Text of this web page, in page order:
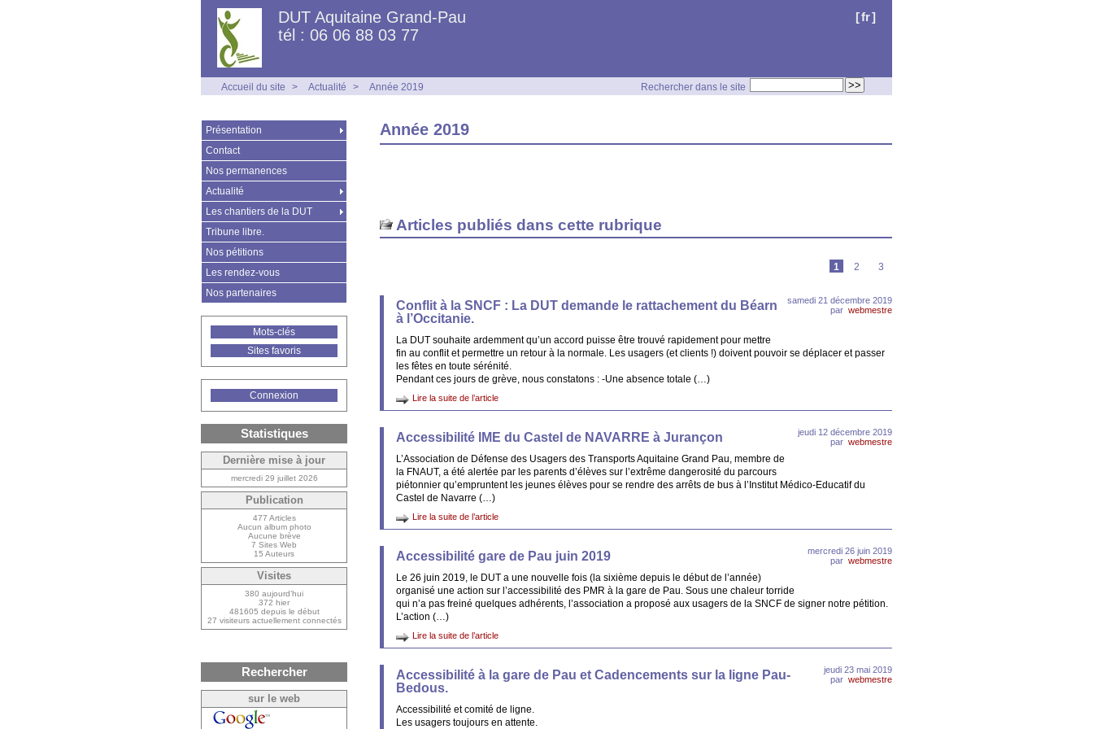
[fr]
DUT Aquitaine Grand-Pau
tél : 06 06 88 03 77
Rechercher dans le site
Accueil du site > Actualité > Année 2019
Année 2019
Articles publiés dans cette rubrique
1 2 3
samedi 21 décembre 2019
par webmestre
Conflit à la SNCF : La DUT demande le rattachement du Béarn
à l’Occitanie.
La DUT souhaite ardemment qu’un accord puisse être trouvé rapidement pour mettre
fin au conflit et permettre un retour à la normale. Les usagers (et clients !) doivent pouvoir se déplacer et passer
les fêtes en toute sérénité.
Pendant ces jours de grève, nous constatons : -Une absence totale (…)
Lire la suite de l’article
jeudi 12 décembre 2019
par webmestre
Accessibilité IME du Castel de NAVARRE à Jurançon
L’Association de Défense des Usagers des Transports Aquitaine Grand Pau, membre de
la FNAUT, a été alertée par les parents d’élèves sur l’extrême dangerosité du parcours
piétonnier qu’empruntent les jeunes élèves pour se rendre des arrêts de bus à l’Institut Médico-Educatif du
Castel de Navarre (…)
Lire la suite de l’article
mercredi 26 juin 2019
par webmestre
Accessibilité gare de Pau juin 2019
Le 26 juin 2019, le DUT a une nouvelle fois (la sixième depuis le début de l’année)
organisé une action sur l’accessibilité des PMR à la gare de Pau. Sous une chaleur torride
qui n’a pas freiné quelques adhérents, l’association a proposé aux usagers de la SNCF de signer notre pétition.
L’action (…)
Lire la suite de l’article
jeudi 23 mai 2019
par webmestre
Accessibilité à la gare de Pau et Cadencements sur la ligne Pau-
Bedous.
Accessibilité et comité de ligne.
Les usagers toujours en attente.
Présentation
Contact
Nos permanences
Actualité
Les chantiers de la DUT
Tribune libre.
Nos pétitions
Les rendez-vous
Nos partenaires
Mots-clés
Sites favoris
Connexion
Statistiques
Dernière mise à jour
mercredi 29 juillet 2026
Publication
477 Articles
Aucun album photo
Aucune brève
7 Sites Web
15 Auteurs
Visites
380 aujourd’hui
372 hier
481605 depuis le début
27 visiteurs actuellement connectés
Rechercher
sur le web